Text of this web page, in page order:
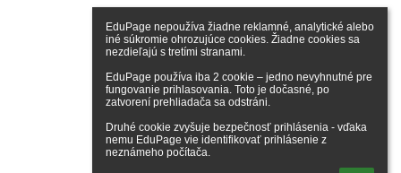
EduPage nepoužíva žiadne reklamné, analytické alebo
iné súkromie ohrozujúce cookies. Žiadne cookies sa
nezdieľajú s tretími stranami.
EduPage používa iba 2 cookie – jedno nevyhnutné pre
fungovanie prihlasovania. Toto je dočasné, po
zatvorení prehliadača sa odstráni.
Druhé cookie zvyšuje bezpečnosť prihlásenia - vďaka
nemu EduPage vie identifikovať prihlásenie z
neznámeho počítača.